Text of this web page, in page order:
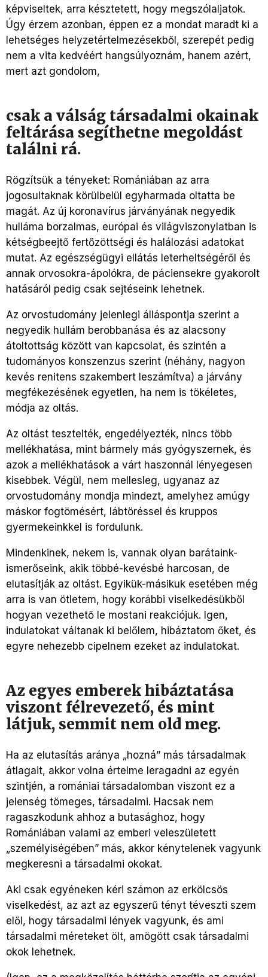
képviseltek, arra késztetett, hogy megszólaljatok.
Úgy érzem azonban, éppen ez a mondat maradt ki a
lehetséges helyzetértelmezésekből, szerepét pedig
nem a vita kedvéért hangsúlyoznám, hanem azért,
mert azt gondolom,
csak a válság társadalmi okainak
feltárása segíthetne megoldást
találni rá.
Rögzítsük a tényeket: Romániában az arra
jogosultaknak körülbelül egyharmada oltatta be
magát. Az új koronavírus járványának negyedik
hulláma borzalmas, európai és világviszonylatban is
kétségbeejtő fertőzöttségi és halálozási adatokat
mutat. Az egészségügyi ellátás leterheltségéről és
annak orvosokra-ápolókra, de páciensekre gyakorolt
hatásáról pedig csak sejtéseink lehetnek.
Az orvostudomány jelenlegi álláspontja szerint a
negyedik hullám berobbanása és az alacsony
átoltottság között van kapcsolat, és szintén a
tudományos konszenzus szerint (néhány, nagyon
kevés renitens szakembert leszámítva) a járvány
megfékezésének egyetlen, ha nem is tökéletes,
módja az oltás.
Az oltást tesztelték, engedélyezték, nincs több
mellékhatása, mint bármely más gyógyszernek, és
azok a mellékhatások a várt haszonnál lényegesen
kisebbek. Végül, nem mellesleg, ugyanaz az
orvostudomány mondja mindezt, amelyhez amúgy
máskor fogtömésért, lábtöréssel és kruppos
gyermekeinkkel is fordulunk.
Mindenkinek, nekem is, vannak olyan barátaink-
ismerőseink, akik többé-kevésbé harcosan, de
elutasítják az oltást. Egyikük-másikuk esetében még
arra is van ötletem, hogy korábbi viselkedésükből
hogyan vezethető le mostani reakciójuk. Igen,
indulatokat váltanak ki belőlem, hibáztatom őket, és
egyre nehezebb cipelnem ezeket az indulatokat.
Az egyes emberek hibáztatása
viszont félrevezető, és mint
látjuk, semmit nem old meg.
Ha az elutasítás aránya „hozná” más társadalmak
átlagait, akkor volna értelme leragadni az egyén
szintjén, a romániai társadalomban viszont ez a
jelenség tömeges, társadalmi. Hacsak nem
ragaszkodunk ahhoz a butasághoz, hogy
Romániában valami az emberi veleszületett
„személyiségében” más, akkor kénytelenek vagyunk
megkeresni a társadalmi okokat.
Aki csak egyéneken kéri számon az erkölcsös
viselkedést, az azt az egyszerű tényt téveszti szem
elől, hogy társadalmi lények vagyunk, és ami
társadalmi méreteket ölt, amögött csak társadalmi
okok lehetnek.